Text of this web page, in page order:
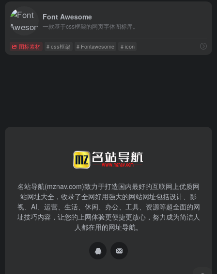
Font Awesome
一款基于css框架的网页字体图标库。
图标素材 # css框架 # Fontawesome # icon
名站导航(mznav.com)致力于打造国内最好的互联网上优质网
站网址大全，收录了全网好用强大的网站网址包括设计、影
视、AI、运营、生活、休闲、办公、工具、资源等超全面的网
址技巧内容，让您的上网体验更便捷更放心，努力成为简洁人
人都在用的网址导航。